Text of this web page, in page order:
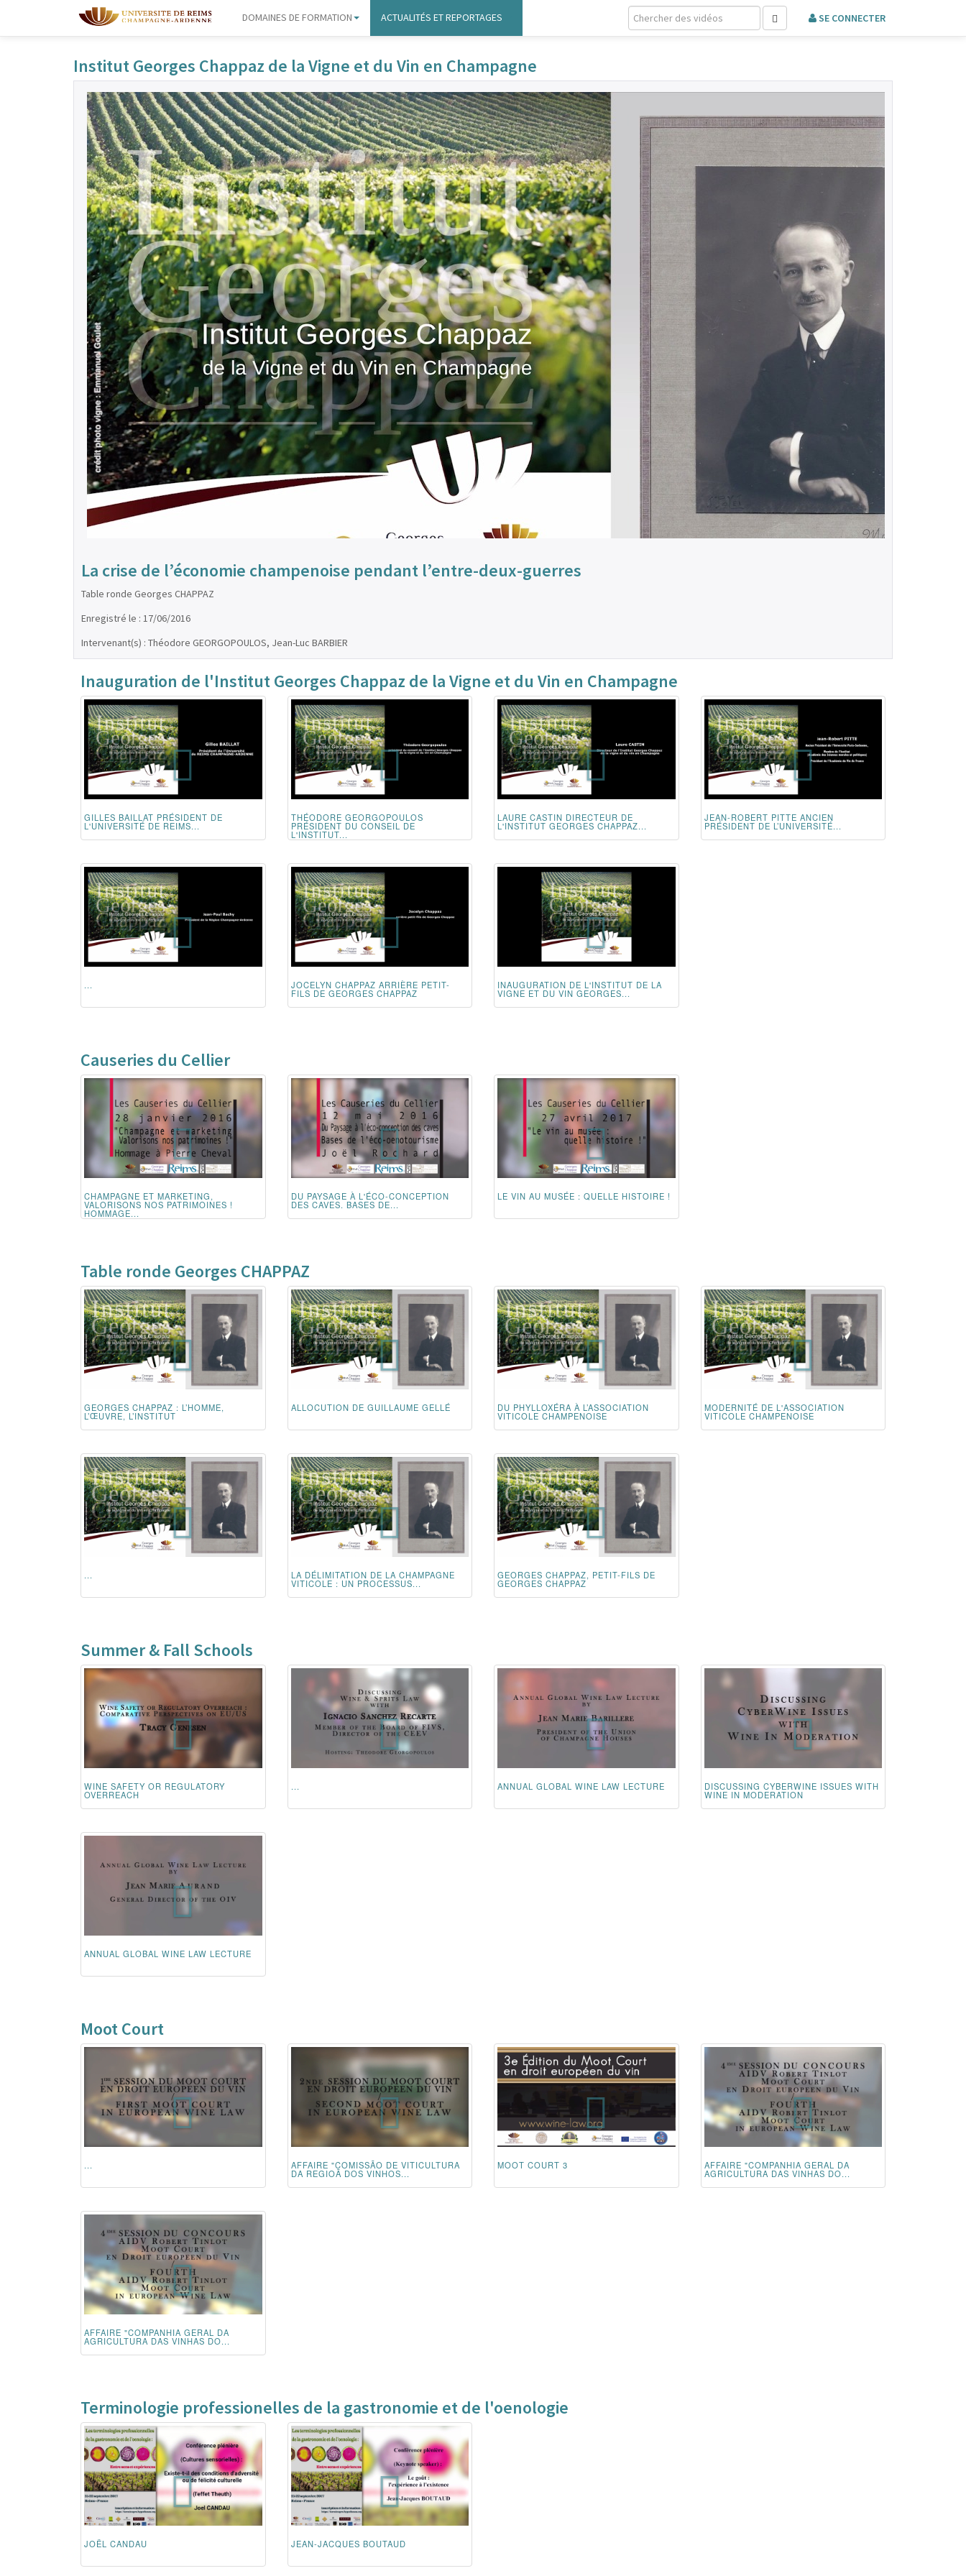
DOMAINES DE FORMATION ACTUALITÉS ET REPORTAGES
Institut Georges Chappaz de la Vigne et du Vin en Champagne
La crise de l’économie champenoise pendant l’entre-deux-guerres
Table ronde Georges CHAPPAZ
Enregistré le : 17/06/2016
Intervenant(s) : Théodore GEORGOPOULOS, Jean-Luc BARBIER
Inauguration de l'Institut Georges Chappaz de la Vigne et du Vin en Champagne
GILLES BAILLAT PRÉSIDENT DE
L'UNIVERSITÉ DE REIMS...
THÉODORE GEORGOPOULOS
PRÉSIDENT DU CONSEIL DE
L'INSTITUT...
LAURE CASTIN DIRECTEUR DE
L'INSTITUT GEORGES CHAPPAZ...
JEAN-ROBERT PITTE ANCIEN
PRÉSIDENT DE L’UNIVERSITÉ...
... JOCELYN CHAPPAZ ARRIÈRE PETIT-
FILS DE GEORGES CHAPPAZ
INAUGURATION DE L'INSTITUT DE LA
VIGNE ET DU VIN GEORGES...
Causeries du Cellier
CHAMPAGNE ET MARKETING,
VALORISONS NOS PATRIMOINES !
HOMMAGE...
DU PAYSAGE À L'ÉCO-CONCEPTION
DES CAVES. BASES DE...
LE VIN AU MUSÉE : QUELLE HISTOIRE !
Table ronde Georges CHAPPAZ
GEORGES CHAPPAZ : L’HOMME,
L’ŒUVRE, L’INSTITUT
ALLOCUTION DE GUILLAUME GELLÉ DU PHYLLOXÉRA À L’ASSOCIATION
VITICOLE CHAMPENOISE
MODERNITÉ DE L'ASSOCIATION
VITICOLE CHAMPENOISE
... LA DÉLIMITATION DE LA CHAMPAGNE
VITICOLE : UN PROCESSUS...
GEORGES CHAPPAZ, PETIT-FILS DE
GEORGES CHAPPAZ
Summer & Fall Schools
WINE SAFETY OR REGULATORY
OVERREACH
... ANNUAL GLOBAL WINE LAW LECTURE DISCUSSING CYBERWINE ISSUES WITH
WINE IN MODERATION
ANNUAL GLOBAL WINE LAW LECTURE
Moot Court
... AFFAIRE "COMISSÃO DE VITICULTURA
DA REGIOÃ DOS VINHOS...
MOOT COURT 3 AFFAIRE "COMPANHIA GERAL DA
AGRICULTURA DAS VINHAS DO...
AFFAIRE "COMPANHIA GERAL DA
AGRICULTURA DAS VINHAS DO...
Terminologie professionelles de la gastronomie et de l'oenologie
JOËL CANDAU JEAN-JACQUES BOUTAUD